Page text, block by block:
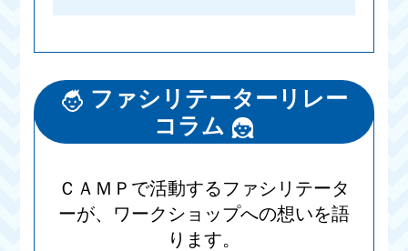
ファシリテーターリレー
コラム
ＣＡＭＰで活動するファシリテータ
ーが、ワークショップへの想いを語
ります。